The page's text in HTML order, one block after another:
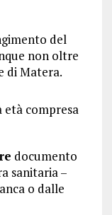
del
non oltre
di Matera.
età compresa
documento
sanitaria –
o dalle